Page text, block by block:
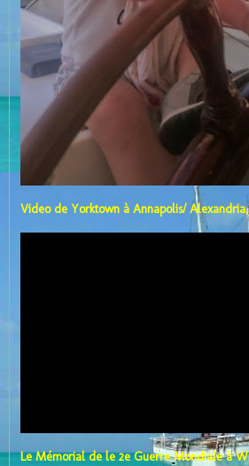
Video de Yorktown à Annapolis/
Le Mémorial de le 2e Guerre Mondiale à